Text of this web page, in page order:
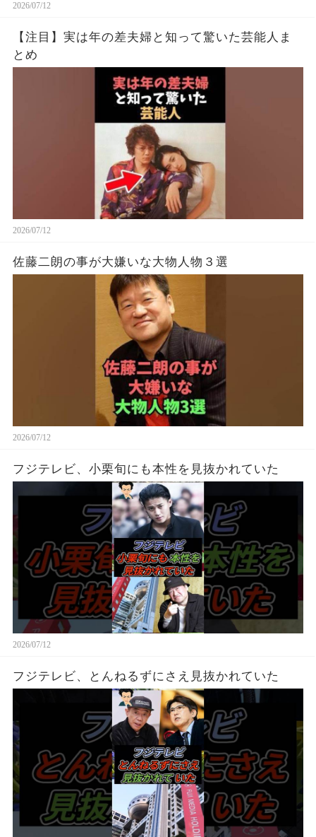
2026/07/12
【注目】実は年の差夫婦と知って驚いた芸能人ま
とめ
2026/07/12
佐藤二朗の事が大嫌いな大物人物３選
2026/07/12
フジテレビ、小栗旬にも本性を見抜かれていた
2026/07/12
フジテレビ、とんねるずにさえ見抜かれていた